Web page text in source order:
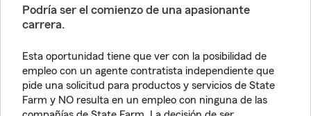
Podría ser el comienzo de una apasionante
carrera.
Esta oportunidad tiene que ver con la posibilidad de
empleo con un agente contratista independiente que
pide una solicitud para productos y servicios de State
Farm y NO resulta en un empleo con ninguna de las